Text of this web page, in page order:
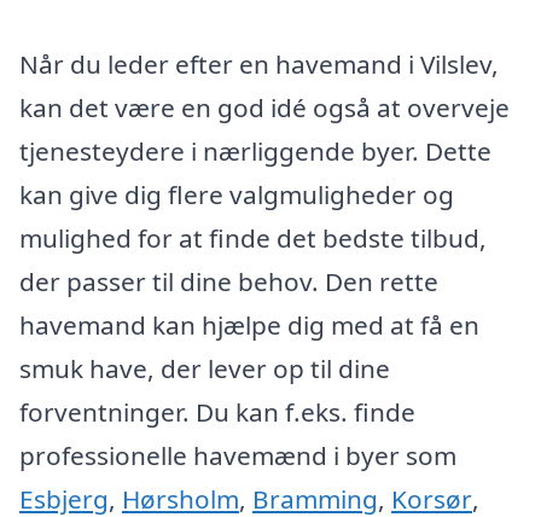
Når du leder efter en havemand i Vilslev,
kan det være en god idé også at overveje
tjenesteydere i nærliggende byer. Dette
kan give dig flere valgmuligheder og
mulighed for at finde det bedste tilbud,
der passer til dine behov. Den rette
havemand kan hjælpe dig med at få en
smuk have, der lever op til dine
forventninger. Du kan f.eks. finde
professionelle havemænd i byer som
Esbjerg, Hørsholm, Bramming, Korsør,